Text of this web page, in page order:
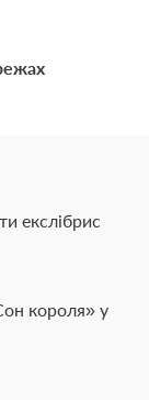
екслібрис
короля» у